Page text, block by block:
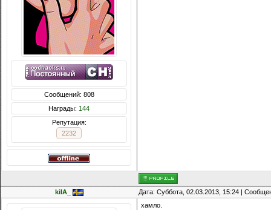
Сообщений: 808
Награды: 144
Репутация:
2232
kiIA_ Дата: Суббота, 02.03.2013, 15:24 |
хамло.